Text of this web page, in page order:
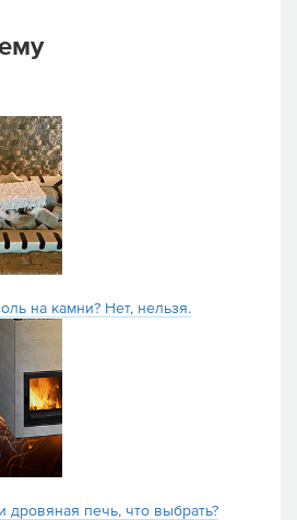
на камни? Нет, нельзя.
дровяная печь, что выбрать?